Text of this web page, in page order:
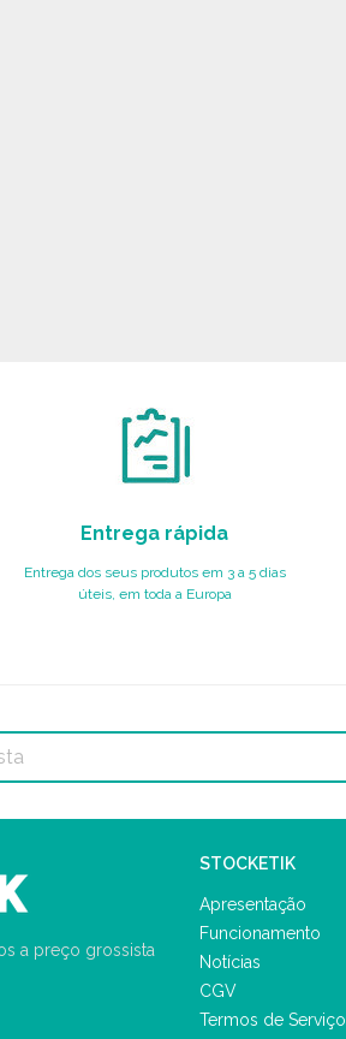
Entrega rápida
Entrega dos seus produtos em 3 a 5 dias
úteis, em toda a Europa
a preço grossista
STOCKETIK
Apresentação
Funcionamento
Notícias
CGV
Termos de Serviço